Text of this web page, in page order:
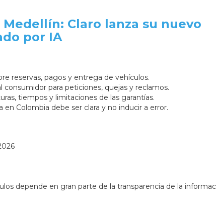
Medellín: Claro lanza su nuevo
por IA
reservas, pagos y entrega de vehículos.
para peticiones, quejas y reclamos.
tiempos y limitaciones de las garantías.
Colombia debe ser clara y no inducir a error.
depende en gran parte de la transparencia de la